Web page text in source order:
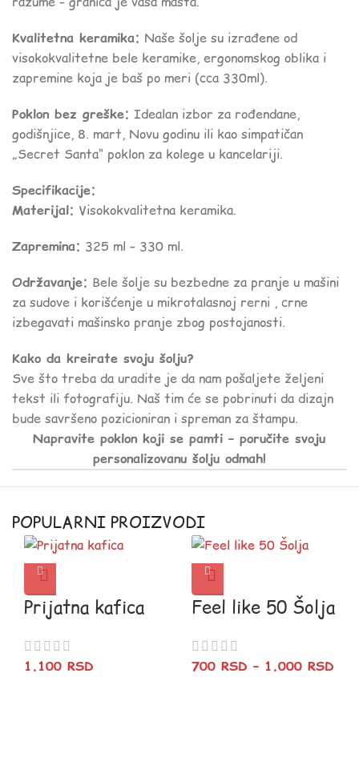
Kvalitetna keramika: Naše šolje su izrađene od
visokokvalitetne bele keramike, ergonomskog oblika i
zapremine koja je baš po meri (cca 330ml).
Poklon bez greške: Idealan izbor za rođendane,
godišnjice, 8. mart, Novu godinu ili kao simpatičan
„Secret Santa“ poklon za kolege u kancelariji.
Specifikacije:
Materijal: Visokokvalitetna keramika.
Zapremina: 325 ml – 330 ml.
Održavanje: Bele šolje su bezbedne za pranje u mašini
za sudove i korišćenje u mikrotalasnoj rerni , crne
izbegavati mašinsko pranje zbog postojanosti.
Kako da kreirate svoju šolju?
Sve što treba da uradite je da nam pošaljete željeni
tekst ili fotografiju. Naš tim će se pobrinuti da dizajn
bude savršeno pozicioniran i spreman za štampu.
Napravite poklon koji se pamti – poručite svoju
personalizovanu šolju odmah!
POPULARNI PROIZVODI
Prijatna kafica
1.100 RSD
Feel like 50 Šolja
700 RSD – 1.000 RSD